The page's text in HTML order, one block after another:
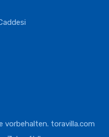
vorbehalten. toravilla.com